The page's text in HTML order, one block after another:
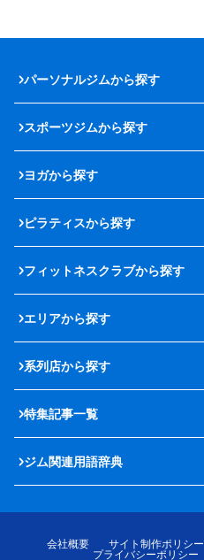
パーソナルジムから探す
スポーツジムから探す
ヨガから探す
ピラティスから探す
フィットネスクラブから探す
エリアから探す
系列店から探す
特集記事一覧
ジム関連用語辞典
会社概要 サイト制作ポリシー
プライバシーポリシー